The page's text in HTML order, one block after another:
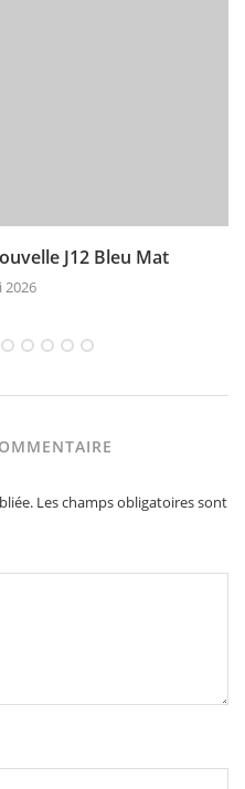
J12 Bleu Mat
2026
Les champs obligatoires sont